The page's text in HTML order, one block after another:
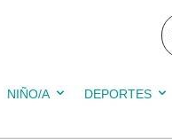
NIÑO/A DEPORTES